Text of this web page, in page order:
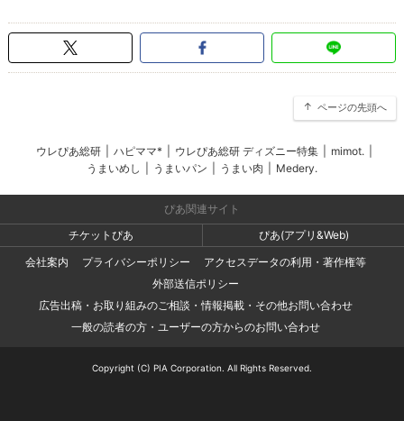
ページの先頭へ
ウレぴあ総研 ハピママ* ウレぴあ総研 ディズニー特集 mimot.
うまいめし
うまいパン うまい肉 Medery.
ぴあ関連サイト
チケットぴあ
ぴあ(アプリ&Web)
会社案内
プライバシーポリシー
アクセスデータの利用・著作権等
外部送信ポリシー
広告出稿・お取り組みのご相談・情報掲載・その他お問い合わせ
一般の読者の方・ユーザーの方からのお問い合わせ
Copyright (C) PIA Corporation. All Rights Reserved.